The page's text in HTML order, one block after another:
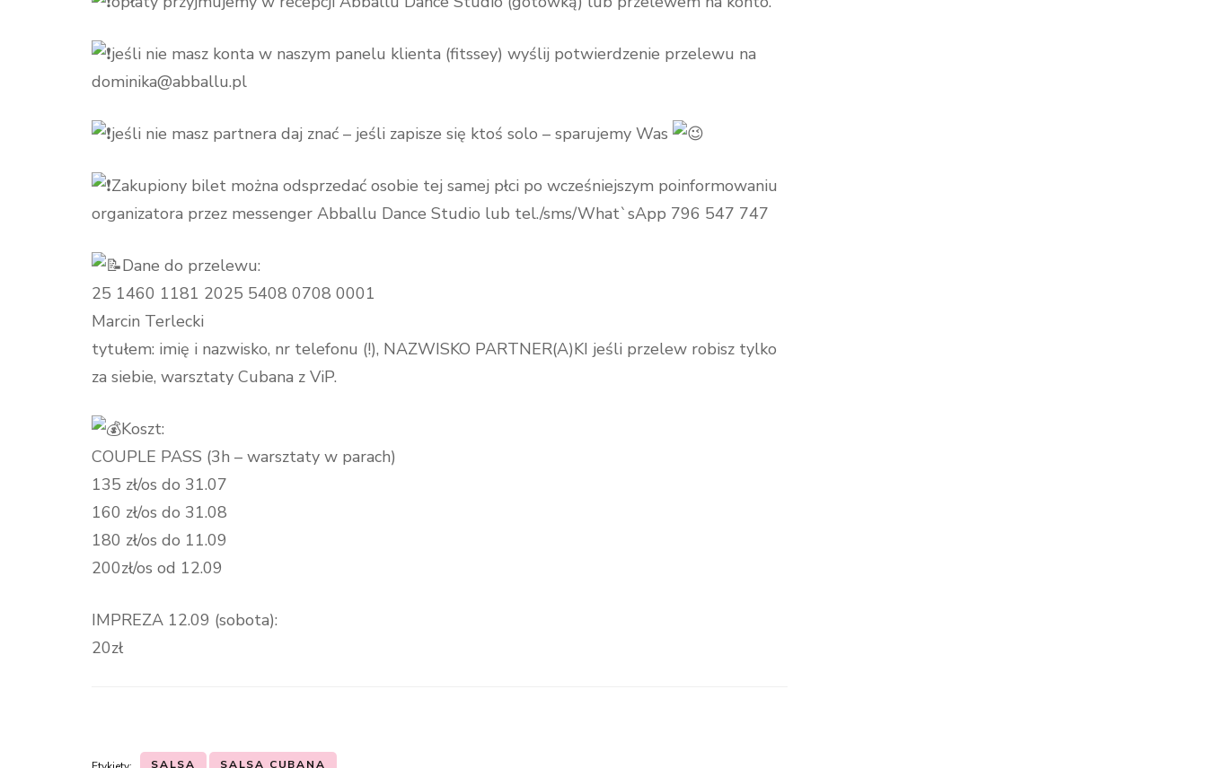
jeśli nie masz konta w naszym panelu klienta (fitssey) wyślij potwierdzenie przelewu na
dominika@abballu.pl
jeśli nie masz partnera daj znać – jeśli zapisze się ktoś solo – sparujemy Was
Zakupiony bilet można odsprzedać osobie tej samej płci po wcześniejszym poinformowaniu
organizatora przez messenger Abballu Dance Studio lub tel./sms/What`sApp 796 547 747
Dane do przelewu:
25 1460 1181 2025 5408 0708 0001
Marcin Terlecki
tytułem: imię i nazwisko, nr telefonu (!), NAZWISKO PARTNER(A)KI jeśli przelew robisz tylko
za siebie, warsztaty Cubana z ViP.
Koszt:
COUPLE PASS (3h – warsztaty w parach)
135 zł/os do 31.07
160 zł/os do 31.08
180 zł/os do 11.09
200zł/os od 12.09
IMPREZA 12.09 (sobota):
20zł
SALSA SALSA CUBANA